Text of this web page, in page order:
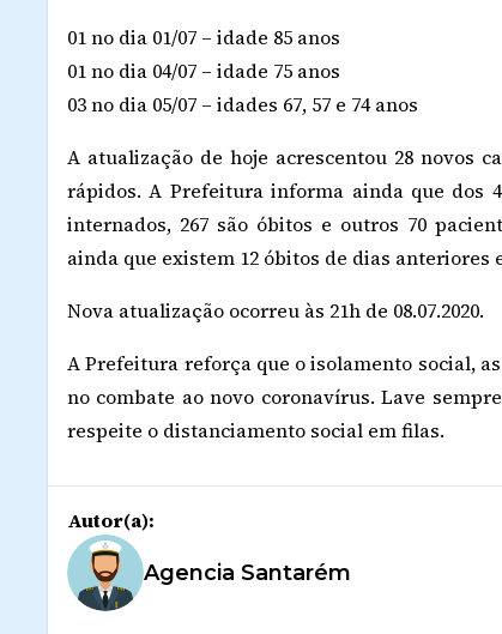
01 no dia 01/07 – idade 85 anos
01 no dia 04/07 – idade 75 anos
03 no dia 05/07 – idades 67, 57 e 74 anos
A atualização de hoje acrescentou 28 novos
rápidos. A Prefeitura informa ainda que dos
internados, 267 são óbitos e outros 70
ainda que existem 12 óbitos de dias
Nova atualização ocorreu às 21h de 08.07.2020.
A Prefeitura reforça que o isolamento social,
no combate ao novo coronavírus. Lave
respeite o distanciamento social em filas.
Autor(a):
Agencia Santarém